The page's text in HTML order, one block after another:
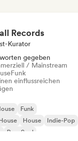
Records
Kurator
gegeben
/ Mainstream
Funk
einflussreichen
Funk
House
Indie-Pop
Pop-Soul